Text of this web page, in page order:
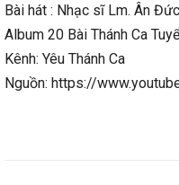
Bài hát : Nhạc sĩ Lm. Ân
Album 20 Bài Thánh Ca
Kênh: Yêu Thánh Ca
Nguồn: https://